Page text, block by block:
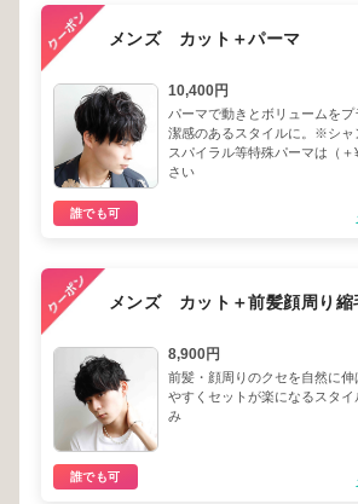
メンズ カット＋パーマ
10,400円
パーマで動きとボリュームを
潔感のあるスタイルに。※シ
スパイラル等特殊パーマは（
さい
誰でも可
メンズ カット＋前髪顔周り縮
8,900円
前髪・顔周りのクセを自然に
やすくセットが楽になるスタ
み
誰でも可